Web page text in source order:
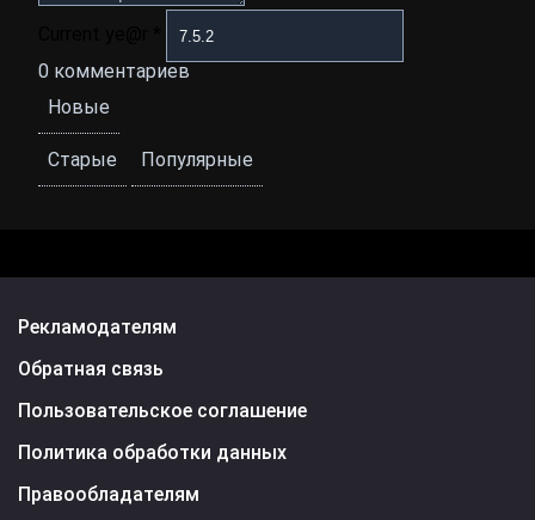
0 комментариев
Новые
Старые Популярные
Рекламодателям
Обратная связь
Пользовательское соглашение
Политика обработки данных
Правообладателям